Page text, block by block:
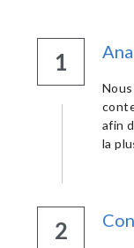
1
afin
la
2